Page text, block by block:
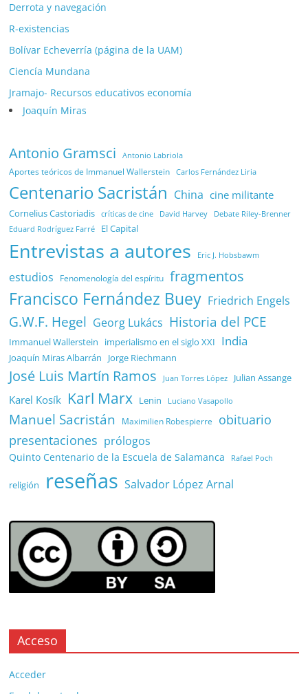
Derrota y navegación
R-existencias
Bolívar Echeverría (página de la UAM)
Ciencía Mundana
Jramajo- Recursos educativos economía
Joaquín Miras
Antonio Gramsci Antonio Labriola
Aportes teóricos de Immanuel Wallerstein Carlos Fernández Liria
Centenario Sacristán China cine militante
Cornelius Castoriadis críticas de cine David Harvey Debate Riley-Brenner
Eduard Rodríguez Farré El Capital
Entrevistas a autores Eric J. Hobsbawm
estudios Fenomenología del espíritu fragmentos
Francisco Fernández Buey Friedrich Engels
G.W.F. Hegel Georg Lukács Historia del PCE
Immanuel Wallerstein imperialismo en el siglo XXI India
Joaquín Miras Albarrán Jorge Riechmann
José Luis Martín Ramos Juan Torres López Julian Assange
Karel Kosík Karl Marx Lenin Luciano Vasapollo
Manuel Sacristán Maximilien Robespierre
obituario
presentaciones prólogos
Quinto Centenario de la Escuela de Salamanca Rafael Poch
religión reseñas Salvador López Arnal
Acceso
Acceder